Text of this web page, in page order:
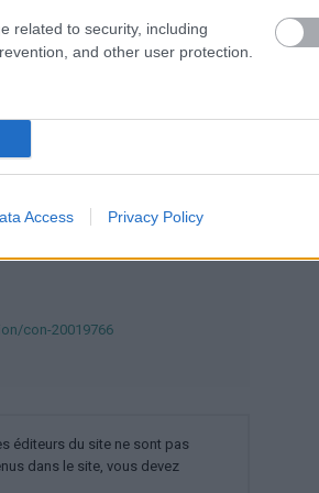
related to security, including
and other user protection.
Access Privacy Policy
Symptômes
con-20019766
éditeurs du site ne sont pas
dans le site, vous devez